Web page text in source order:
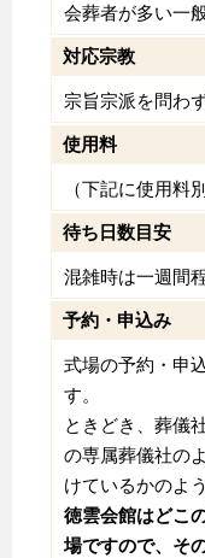
会葬者が多い一
対応宗教
宗旨宗派を問わ
使用料
（下記に使用料
待ち日数目安
混雑時は一週間
予約・申込み
式場の予約・申
す。
ときどき、葬儀
の専属葬儀社の
けているかのよ
徳雲会館はどこ
場ですので、そ